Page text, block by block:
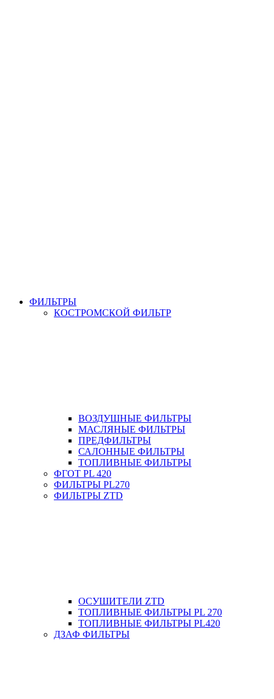
ФИЛЬТРЫ
КОСТРОМСКОЙ ФИЛЬТР
ВОЗДУШНЫЕ ФИЛЬТРЫ
МАСЛЯНЫЕ ФИЛЬТРЫ
ПРЕДФИЛЬТРЫ
САЛОННЫЕ ФИЛЬТРЫ
ТОПЛИВНЫЕ ФИЛЬТРЫ
ФГОТ PL 420
ФИЛЬТРЫ PL270
ФИЛЬТРЫ ZTD
ОСУШИТЕЛИ ZTD
ТОПЛИВНЫЕ ФИЛЬТРЫ PL 270
ТОПЛИВНЫЕ ФИЛЬТРЫ PL420
ДЗАФ ФИЛЬТРЫ